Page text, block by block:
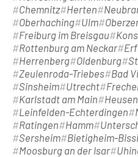
Chemnitz Herten
Oberhaching Ulm
Freiburg im Breisgau
Rottenburg am Neckar
Herrenberg Oldenburg
Zeulenroda-Triebes Bad
Sinsheim Utrecht
Karlstadt am Main
Leinfelden-Echterdingen
Ratingen
Hamm
Sersheim Bietigheim-
Moosburg an der Isar